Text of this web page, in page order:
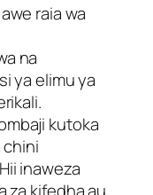
raia wa
na
ya elimu ya
kutoka
inaweza